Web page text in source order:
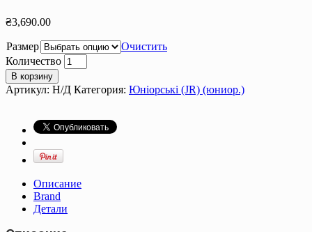
₴3,690.00
Размер
Очистить
Количество
В корзину
Артикул: Н/Д Категория: Юніорські (JR) (юниор.)
Описание
Brand
Детали